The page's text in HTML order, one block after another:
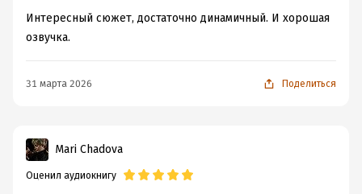
Интересный сюжет, достаточно динамичный. И хорошая
озвучка.
31 марта 2026 Поделиться
Mari Chadova
Оценил аудиокнигу